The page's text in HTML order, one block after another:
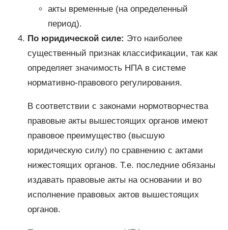
акты временные (на определенный
период).
По юридической силе: Это наиболее
существенный признак классификации, так как
определяет значимость НПА в системе
нормативно-правового регулирования.
В соответствии с законами нормотворчества
правовые акты вышестоящих органов имеют
правовое преимущество (высшую
юридическую силу) по сравнению с актами
нижестоящих органов. Т.е. последние обязаны
издавать правовые акты на основании и во
исполнение правовых актов вышестоящих
органов.